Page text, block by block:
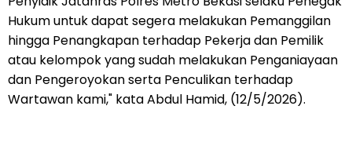
Hukum untuk dapat segera melakukan Pemanggilan
hingga Penangkapan terhadap Pekerja dan Pemilik
atau kelompok yang sudah melakukan Penganiayaan
dan Pengeroyokan serta Penculikan terhadap
Wartawan kami," kata Abdul Hamid, (12/5/2026).